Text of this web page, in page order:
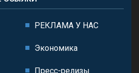
РЕКЛАМА У НАС
Экономика
Пресс-релизы